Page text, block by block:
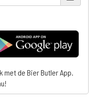
de Bier Butler App.